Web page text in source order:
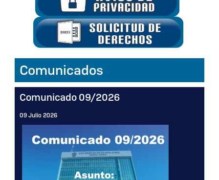
Inicio
Comunicados
Comunicado 09/2026
09 Julio 2026